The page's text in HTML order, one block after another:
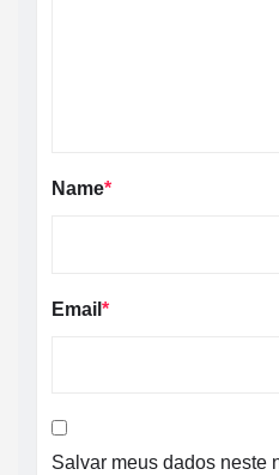
Name*
Email *
Salvar meus dados neste